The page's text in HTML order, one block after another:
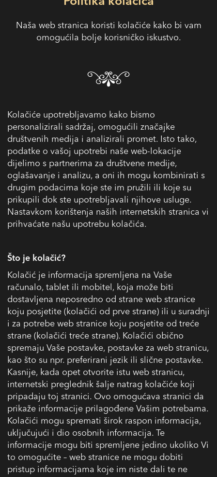
Naša web stranica koristi kolačiće kako bi vam
omogućila bolje korisničko iskustvo.
Kolačiće upotrebljavamo kako bismo
personalizirali sadržaj, omogućili značajke
društvenih medija i analizirali promet. Isto tako,
podatke o vašoj upotrebi naše web-lokacije
dijelimo s partnerima za društvene medije,
oglašavanje i analizu, a oni ih mogu kombinirati s
drugim podacima koje ste im pružili ili koje su
prikupili dok ste upotrebljavali njihove usluge.
Nastavkom korištenja naših internetskih stranica vi
prihvaćate našu upotrebu kolačića.
Što je kolačić?
Kolačić je informacija spremljena na Vaše
računalo, tablet ili mobitel, koja može biti
dostavljena neposredno od strane web stranice
koju posjetite (kolačići od prve strane) ili u suradnji
i za potrebe web stranice koju posjetite od treće
strane (kolačići treće strane). Kolačići obično
spremaju Vaše postavke, postavke za web stranicu,
kao što su npr. preferirani jezik ili slične postavke.
Kasnije, kada opet otvorite istu web stranicu,
internetski preglednik šalje natrag kolačiće koji
pripadaju toj stranici. Ovo omogućava stranici da
prikaže informacije prilagođene Vašim potrebama.
Kolačići mogu spremati širok raspon informacija,
uključujući i dio osobnih informacija. Te
informacije mogu biti spremljene jedino ukoliko Vi
to omogućite – web stranice ne mogu dobiti
pristup informacijama koje im niste dali te ne